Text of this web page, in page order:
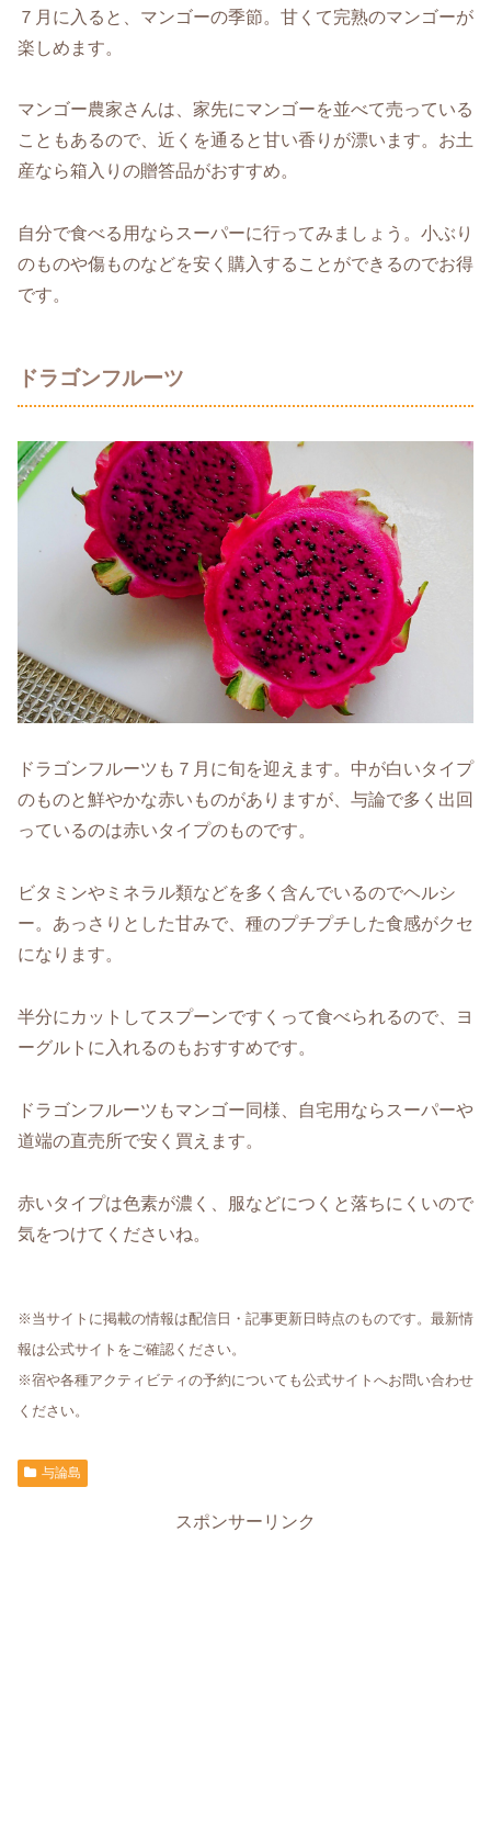
７月に入ると、マンゴーの季節。甘くて完熟のマンゴーが
楽しめます。
マンゴー農家さんは、家先にマンゴーを並べて売っている
こともあるので、近くを通ると甘い香りが漂います。お土
産なら箱入りの贈答品がおすすめ。
自分で食べる用ならスーパーに行ってみましょう。小ぶり
のものや傷ものなどを安く購入することができるのでお得
です。
ドラゴンフルーツ
ドラゴンフルーツも７月に旬を迎えます。中が白いタイプ
のものと鮮やかな赤いものがありますが、与論で多く出回
っているのは赤いタイプのものです。
ビタミンやミネラル類などを多く含んでいるのでヘルシ
ー。あっさりとした甘みで、種のプチプチした食感がクセ
になります。
半分にカットしてスプーンですくって食べられるので、ヨ
ーグルトに入れるのもおすすめです。
ドラゴンフルーツもマンゴー同様、自宅用ならスーパーや
道端の直売所で安く買えます。
赤いタイプは色素が濃く、服などにつくと落ちにくいので
気をつけてくださいね。
※当サイトに掲載の情報は配信日・記事更新日時点のものです。最新情
報は公式サイトをご確認ください。
※宿や各種アクティビティの予約についても公式サイトへお問い合わせ
ください。
与論島
スポンサーリンク